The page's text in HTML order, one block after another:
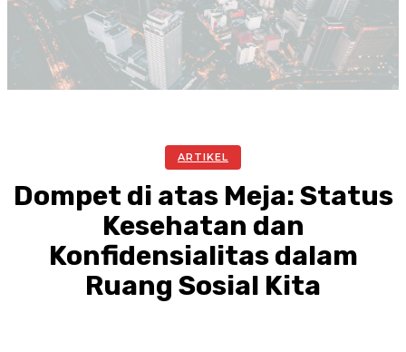
ARTIKEL
Dompet di atas Meja: Status
Kesehatan dan
Konfidensialitas dalam
Ruang Sosial Kita